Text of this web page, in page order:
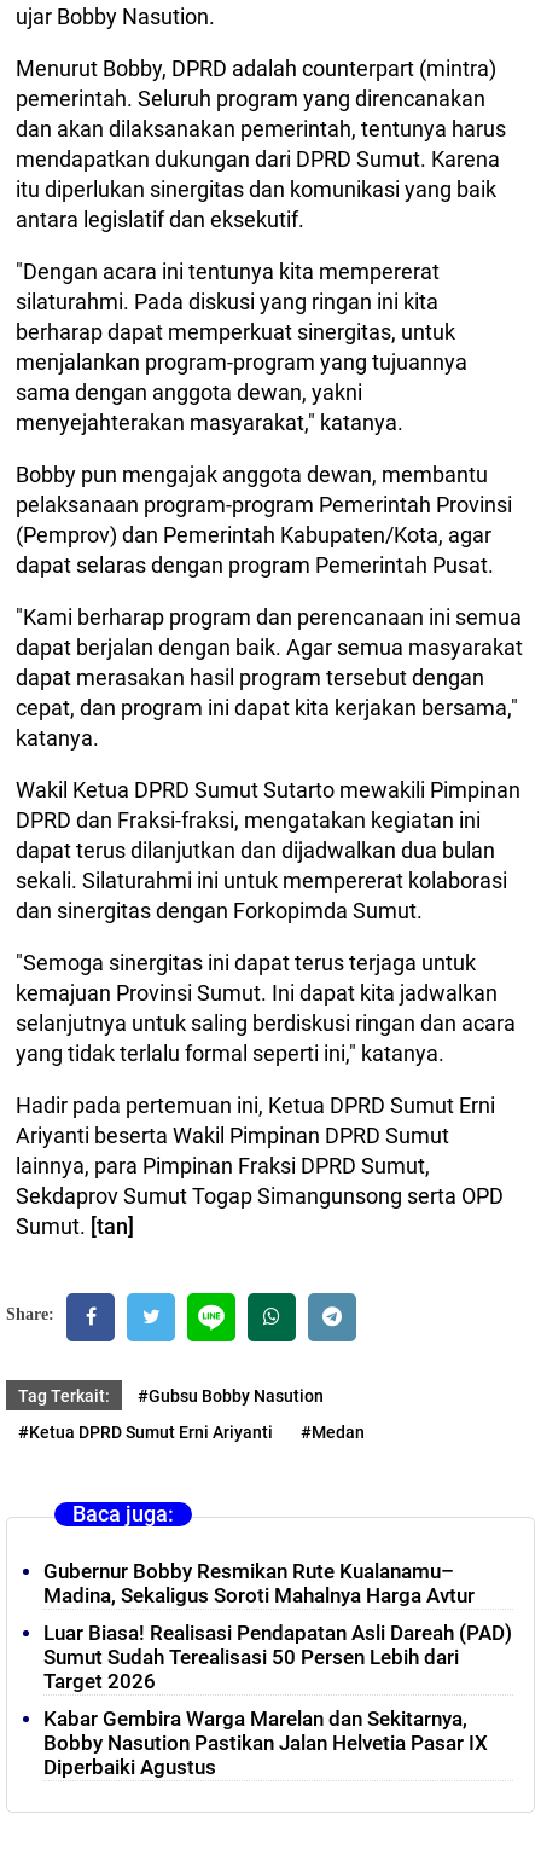
ujar Bobby Nasution.
Menurut Bobby, DPRD adalah counterpart (mintra)
pemerintah. Seluruh program yang direncanakan
dan akan dilaksanakan pemerintah, tentunya harus
mendapatkan dukungan dari DPRD Sumut. Karena
itu diperlukan sinergitas dan komunikasi yang baik
antara legislatif dan eksekutif.
"Dengan acara ini tentunya kita mempererat
silaturahmi. Pada diskusi yang ringan ini kita
berharap dapat memperkuat sinergitas, untuk
menjalankan program-program yang tujuannya
sama dengan anggota dewan, yakni
menyejahterakan masyarakat," katanya.
Bobby pun mengajak anggota dewan, membantu
pelaksanaan program-program Pemerintah Provinsi
(Pemprov) dan Pemerintah Kabupaten/Kota, agar
dapat selaras dengan program Pemerintah Pusat.
"Kami berharap program dan perencanaan ini semua
dapat berjalan dengan baik. Agar semua masyarakat
dapat merasakan hasil program tersebut dengan
cepat, dan program ini dapat kita kerjakan bersama,"
katanya.
Wakil Ketua DPRD Sumut Sutarto mewakili Pimpinan
DPRD dan Fraksi-fraksi, mengatakan kegiatan ini
dapat terus dilanjutkan dan dijadwalkan dua bulan
sekali. Silaturahmi ini untuk mempererat kolaborasi
dan sinergitas dengan Forkopimda Sumut.
"Semoga sinergitas ini dapat terus terjaga untuk
kemajuan Provinsi Sumut. Ini dapat kita jadwalkan
selanjutnya untuk saling berdiskusi ringan dan acara
yang tidak terlalu formal seperti ini," katanya.
Hadir pada pertemuan ini, Ketua DPRD Sumut Erni
Ariyanti beserta Wakil Pimpinan DPRD Sumut
lainnya, para Pimpinan Fraksi DPRD Sumut,
Sekdaprov Sumut Togap Simangunsong serta OPD
Sumut. [tan]
Share:
Tag Terkait:
#Gubsu Bobby Nasution
#Ketua DPRD Sumut Erni Ariyanti
#Medan
Baca juga:
Gubernur Bobby Resmikan Rute Kualanamu–
Madina, Sekaligus Soroti Mahalnya Harga Avtur
‎Luar Biasa! Realisasi Pendapatan Asli Dareah (PAD)
Sumut Sudah Terealisasi 50 Persen Lebih dari
Target 2026
Kabar Gembira Warga Marelan dan Sekitarnya,
Bobby Nasution Pastikan Jalan Helvetia Pasar IX
Diperbaiki Agustus